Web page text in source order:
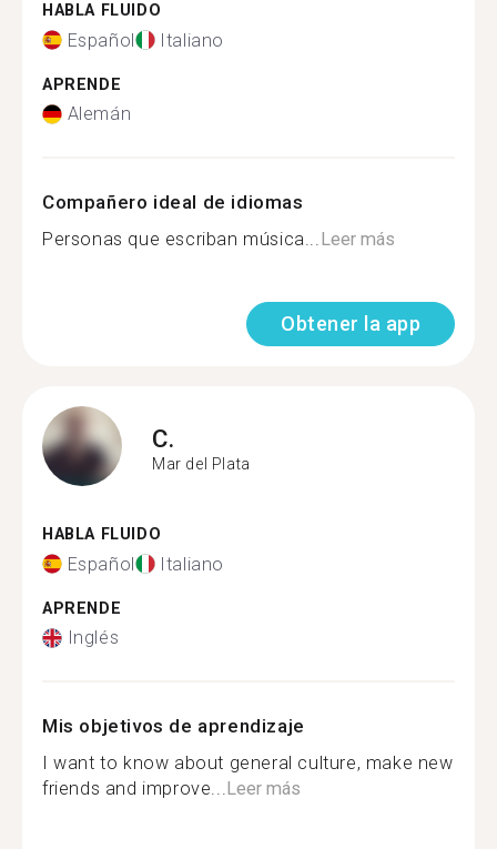
HABLA FLUIDO
Español Italiano
APRENDE
Alemán
Compañero ideal de idiomas
Personas que escriban música...Leer más
Obtener la app
C.
Mar del Plata
HABLA FLUIDO
Español Italiano
APRENDE
Inglés
Mis objetivos de aprendizaje
I want to know about general culture, make new
friends and improve...Leer más